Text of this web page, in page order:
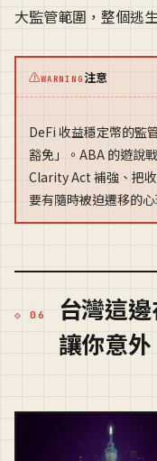
大監管範圍，整個逃
⚠WARNING 注意
DeFi 收益穩定幣的監
豁免」。ABA 的遊說
Clarity Act 補強、把
要有隨時被迫遷移的心
台灣這
讓你意外